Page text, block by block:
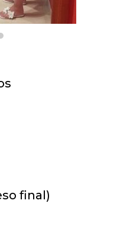
final)